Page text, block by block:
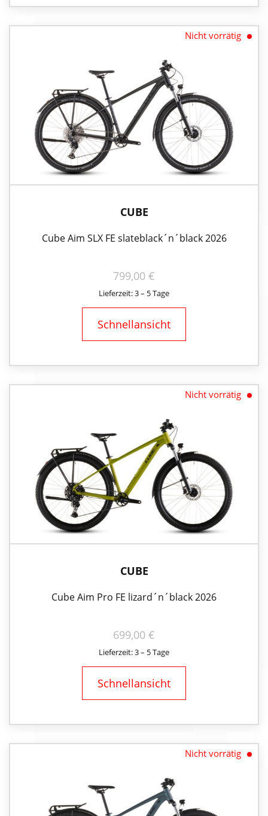
Nicht vorrätig
CUBE
Cube Aim SLX FE slateblack´n´black 2026
799,00 €
Lieferzeit: 3 – 5 Tage
Schnellansicht
Nicht vorrätig
CUBE
Cube Aim Pro FE lizard´n´black 2026
699,00 €
Lieferzeit: 3 – 5 Tage
Schnellansicht
Nicht vorrätig